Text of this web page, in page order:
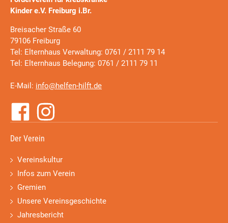
Kinder e.V. Freiburg i.Br.
Breisacher Straße 60
79106 Freiburg
Tel: Elternhaus Verwaltung: 0761 / 2111 79 14
Tel: Elternhaus Belegung: 0761 / 2111 79 11
E-Mail: info@helfen-hilft.de
Der Verein
Vereinskultur
Infos zum Verein
Gremien
Unsere Vereinsgeschichte
Jahresbericht